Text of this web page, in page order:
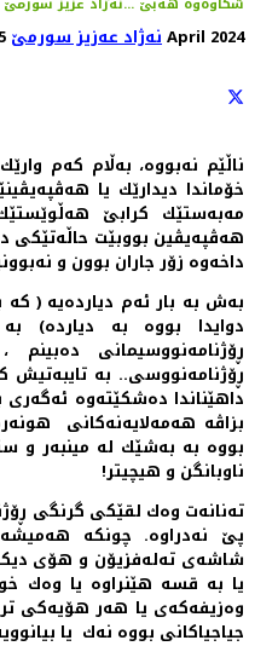
نەژاد عەزیز سورمێ15 April 2024
ناڵێم نه‌بووه‌، به‌ڵام كه‌م
خۆماندا دیدارێك یا
مه‌به‌ستێك كرابێ
هه‌ڤپه‌یڤین بووبێت حاڵه‌تێكی
داخه‌وه‌ زۆر جاران بوون و
به‌ش به‌ بار ئه‌م دیارده‌یه‌ (
دوایدا بووه‌ به‌ دیارده‌)
ڕۆژنامه‌نووسیمانی
ڕۆژنامه‌نووسی.. به‌ تایبه‌تیش
داهێناندا ده‌شكێته‌وه‌
بزاڤه‌ هه‌مه‌لایه‌نه‌كانی
بووه‌ به‌ به‌شێك له‌ مینبه‌ر و
ناوبانگن و هیچیتر!
ته‌نانه‌ت وه‌ك لقێكی گرنگی
پێ نه‌دراوه‌. چونكه‌
شاشه‌ی ته‌له‌فزیۆن و هۆی
یا به‌ قسه‌ هێنراوه‌ یا وه‌ك
وه‌زیفه‌كه‌ی یا هه‌ر هۆیه‌كی
جیاجیاكانی بووه‌ نه‌ك ‌ یا